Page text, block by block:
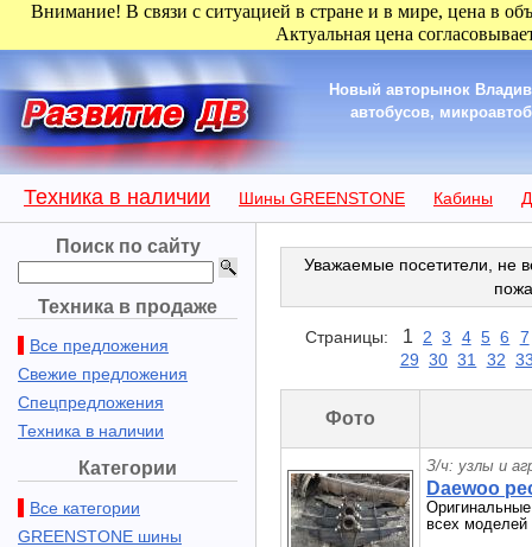
Внимание! В связи с ситуацией в стране и в мире, цена в
Актуальная цена
Новый авторынок
автобусов,
Техника в наличии Шины GREENSTONE Кабины
Поиск по сайту
Техника в продаже
Все предложения
Свежие предложения
Спецпредложения
Техника в наличии
Категории
Все категории
GREENSTONE шины
Уважаемые посетители, не
Страницы: 1 2 3 4 5 6
7
29 30 31 32
Фото
З/ч: узлы и
Daewoo
всех моделей